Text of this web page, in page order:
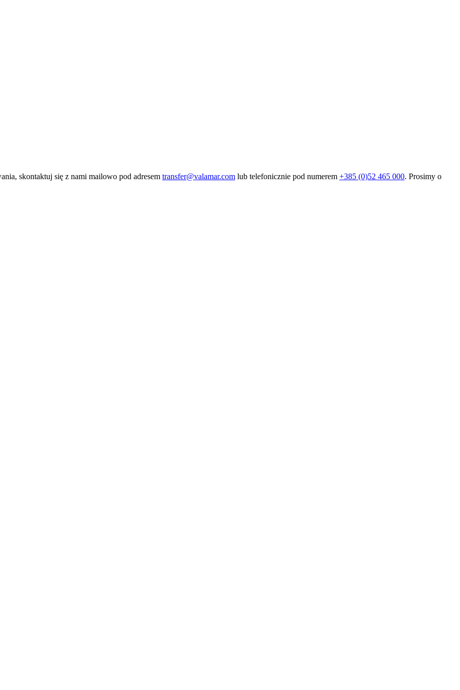
skontaktuj się z nami mailowo pod adresem transfer@valamar.com lub telefonicznie pod numerem +385 (0)52 465 000. Prosimy o